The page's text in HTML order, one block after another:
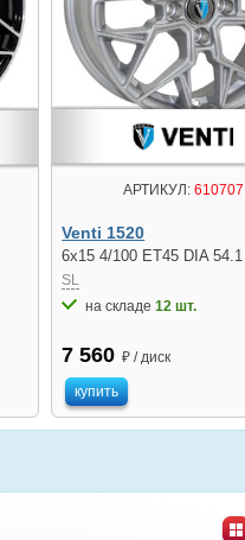
АРТИКУЛ: 610707
Venti 1520
6x15 4/100 ET45 DIA 54.1
SL
на складе12 шт.
7 560 ₽ / диск
купить